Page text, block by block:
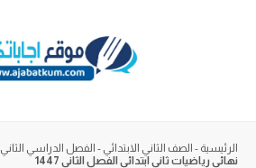
الرئيسية - الصف الثاني الابتدائي - الفصل الدراسي الثاني
نهائي رياضيات ثاني ابتدائي الفصل الثاني 1447